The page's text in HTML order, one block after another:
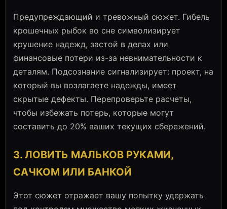
Предупреждающий и тревожный сюжет. Гибель
крошечных рыбок во сне символизирует
крушение надежд, застой в делах или
финансовые потери из-за невнимательности к
деталям. Подсознание сигнализирует: проект, на
который вы возлагаете надежды, имеет
скрытые дефекты. Перепроверьте расчеты,
чтобы избежать потерь, которые могут
составить до 20% ваших текущих сбережений.
3. ЛОВИТЬ МАЛЬКОВ РУКАМИ,
САЧКОМ ИЛИ БАНКОЙ
Этот сюжет отражает вашу попытку удержать